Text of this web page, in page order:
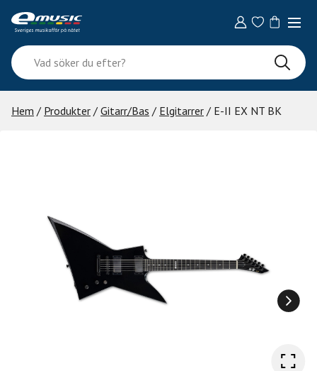
content
Vad
söker
du
efter?
Hem / Produkter / Gitarr/Bas / Elgitarrer / E-II EX NT BK